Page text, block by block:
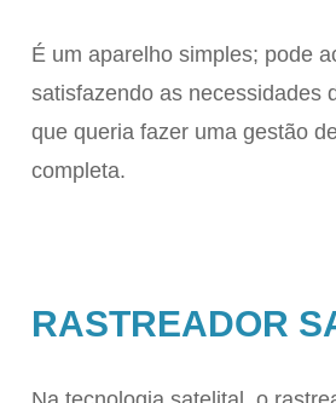
É um aparelho simples; pode
satisfazendo as necessidades
que queria fazer uma gestão
completa.
RASTREADOR